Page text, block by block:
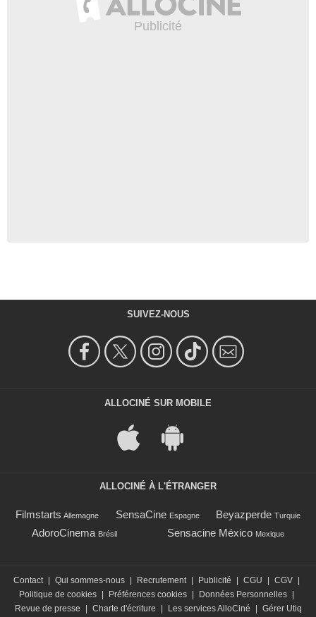
SUIVEZ-NOUS
ALLOCINÉ SUR MOBILE
ALLOCINÉ À L'ÉTRANGER
Filmstarts Allemagne SensaCine Espagne Beyazperde Turquie
AdoroCinema Brésil Sensacine México Mexique
Contact | Qui sommes-nous | Recrutement | Publicité | CGU | CGV |
Politique de cookies | Préférences cookies | Données Personnelles |
Revue de presse
| Charte d'écriture | Les services AlloCiné | Gérer Utiq